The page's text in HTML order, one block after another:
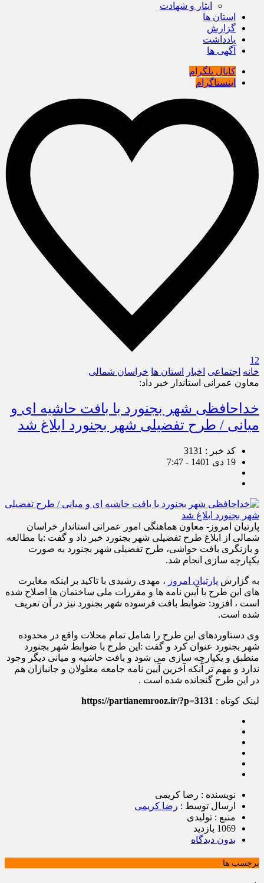
ایثار و شهادت
استان ها
گزارش
یادداشت
آگهی ها
کانال تلگرام
اینستاگرام
12
خانه اجتماعی اخبار استان ها خراسان شمالی
معاون عمرانی استاندار خبر داد:
خداحافظی شهر بجنورد با بافت حاشیه ای و
میانی / طرح تفضیلی شهر بجنورد ابلاغ شد
کد خبر : 3131
19 دی 1401 - 7:47
پارتیان امروز- معاون هماهنگی امور عمرانی استاندار خراسان
شمالی از ابلاغ طرح تفضیلی شهر بجنورد خبر داد و گفت :با مطالعه
و بازنگری بافت حواشی، طرح تفضیلی شهر بجنورد به صورت
یکپارچه سازی انجام شد.
به گزارش پارتیان امروز ، مهدی رشیدی با تاکید بر اینکه مغایرت
های این طرح با آیین نامه ها و مقررات ملی ساختمان ها اصلاح شده
است ، افزود: ضوابط بافت فرسوده شهر بجنورد نیز در آن تعریف
شده است.
وی دستاوردهای این طرح را شامل تمام محلات واقع در محدوده
شهر بجنورد عنوان کرد و گفت :این طرح با ضوابط شهر بجنورد
منطبق و یکپارچه سازی می شود و بافت حاشیه و میانی دیگر وجود
ندارد و مهم تر آنکه آخرین آیین نامه جامعه معلولان و جانبازان هم
در این طرح گنجانده شده است .
لینک کوتاه : https://partianemrooz.ir/?p=3131
نویسنده : رضا کریمی
ارسال توسط : رضا کریمی
منبع : تولیدی
1069 بازدید
بدون دیدگاه
برچسب ها